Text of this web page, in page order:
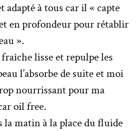
à tous car il « capte
en profondeur pour rétablir
».
lisse et repulpe les
l’absorbe de suite et moi
nourrissant pour ma
oil free.
la matin à la place du fluide